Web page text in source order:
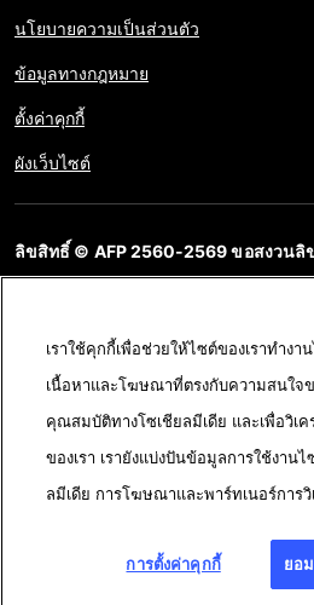
นโยบายความเป็นส่วนตัว
ข้อมูลทางกฎหมาย
ตั้งค่าคุกกี้
ผังเว็บไซต์
ลิขสิทธิ์ © AFP 2560-2569 ขอสงวนลิ
นำเนื้อหาบนเว็บไซต์ของ AFP ไปเผยแ
ในวัตถุประสงค์อื่น โดยเฉพาะการนำไป
สาธารณะ หรือการเผยแพร่เนื้อหาบนเว็
ทั้งหมด โดย AFP ไม่ได้รับสิทธิ์ใดๆ จาก
ของบุคคลที่สามนี้และจะไม่รับผิดชอบใด
สัญลักษณ์เป็นเครื่องหมายที่ได้รับการจด
เราใช้คุกกี้เพื่อช่วยให้ไซต์ของเราทำงา
เนื้อหาและโฆษณาที่ตรงกับความสนใจ
คุณสมบัติทางโซเชียลมีเดีย และเพื่อวิเค
ของเรา เรายังแบ่งปันข้อมูลการใช้งาน
ลมีเดีย การโฆษณาและพาร์ทเนอร์การวิ
การตั้งค่าคุกกี้ ยอ